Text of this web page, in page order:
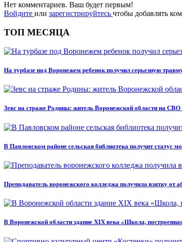
Нет комментариев. Ваш будет первым!
Войдите или зарегистрируйтесь чтобы добавлять
ТОП МЕСЯЦА
На турбазе под Воронежем ребенок получил серьезную
Зевс на страже Родины: житель Воронежской области на СВО
В Павловском районе сельская библиотека получит статус
Преподаватель воронежского колледжа получила взятку от
В Воронежской области здание XIX века «Школа,